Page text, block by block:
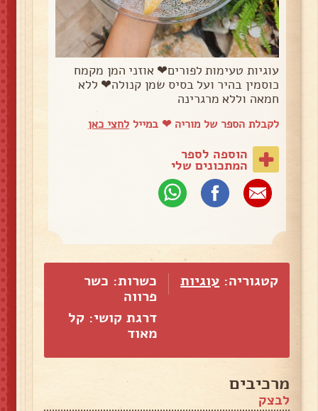
עוגיות טעימות לפורים❤ אוזני המן מקמח
כוסמין בהיר ועל בסיס שמן קנולה❤ ללא
חמאה וללא מרגרינה
לקבלת הספר של מוריה ❤ במייללחצי כאן
הוספה לספר
המתכונים שלי
קטגוריה: עוגיות
כשרות: כשר
פרווה
דרגת קושי: קל
מאוד
מרכיבים
לבצק